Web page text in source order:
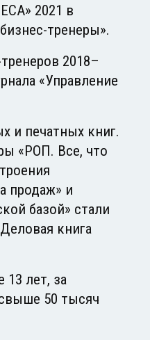
2021 в
тренеры».
2018–
«Управление
и печатных книг.
«РОП. Все, что
продаж» и
базой» стали
книга
13 лет, за
50 тысяч